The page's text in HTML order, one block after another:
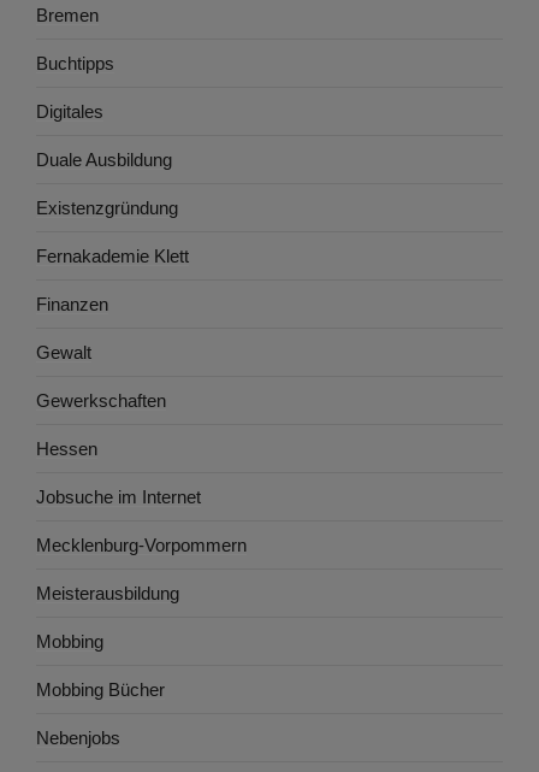
Bremen
Buchtipps
Digitales
Duale Ausbildung
Existenzgründung
Fernakademie Klett
Finanzen
Gewalt
Gewerkschaften
Hessen
Jobsuche im Internet
Mecklenburg-Vorpommern
Meisterausbildung
Mobbing
Mobbing Bücher
Nebenjobs